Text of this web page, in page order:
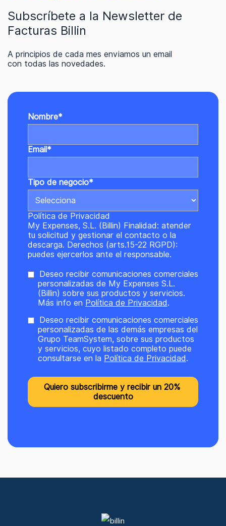
Subscríbete a la Newsletter de
Facturas Billin
A principios de cada mes enviamos un email
con todas las novedades.
Nombre*
Email*
Tipo de negocio*
Política de Privacidad
My Expenses, S.L. (Billin) Finalidad: atender
tu solicitud y gestionar el contacto o la
descarga. Derechos (arts.15-22 RGPD):
puedes ejercerlos ante el responsable.
Deseo recibir comunicaciones comerciales
personalizadas de My Expenses S.L.
(Billin) sobre sus productos y servicios.
Más info en Política de Privacidad .
Deseo recibir comunicaciones comerciales
personalizadas de las demás empresas del
Grupo TeamSystem, sobre sus productos
y servicios, cuyo listado completo puede
consultarse en la Política de Privacidad .